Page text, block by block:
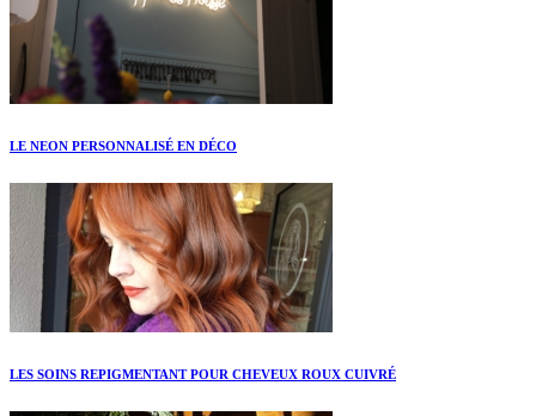
LE NEON PERSONNALISÉ EN DÉCO
LES SOINS REPIGMENTANT POUR CHEVEUX ROUX CUIVRÉ